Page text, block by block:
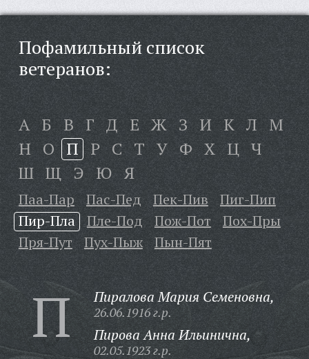
Пофамильный список
ветеранов:
А Б В Г Д Е Ж З И К Л М
Н О П Р С Т У Ф Х Ц Ч
Ш Щ Э Ю Я
Паа-Пар Пас-Пед Пек-Пив
Пиг-Пип
Пир-Пла
Пле-Под Пож-Пот
Пох-Пры
Пря-Пут
Пух-Пыж Пын-Пят
П Пиралова Мария Семеновна,
26.06.1916 г.р.
Пирова Анна Ильинична,
02.05.1923 г.р.